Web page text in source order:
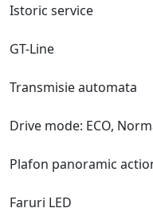
Istoric service
GT-Line
Transmisie automata
Drive mode: ECO,
Plafon panoramic
Faruri LED